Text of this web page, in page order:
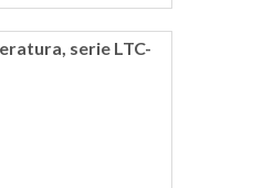
serie LTC-